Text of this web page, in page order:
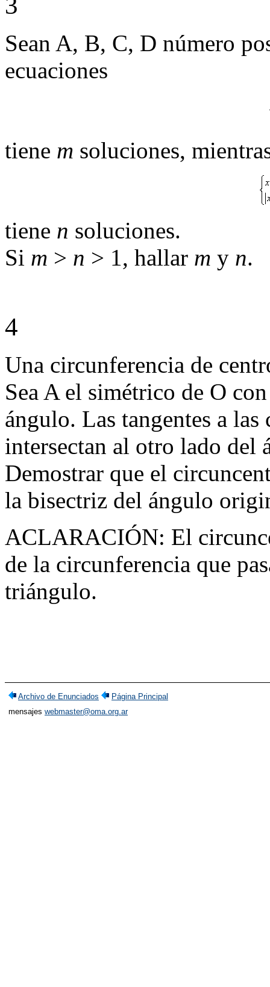
Sean A, B, C, D número
ecuaciones
tiene m soluciones,
tiene n soluciones.
Si m > n > 1, hallar m y n.
4
Una circunferencia de
Sea A el simétrico de O
ángulo. Las tangentes a las
intersectan al otro lado del
Demostrar que el
la bisectriz del ángulo
ACLARACIÓN: El
de la circunferencia que
triángulo.
Archivo de Enunciados
Página Principal
mensajes webmaster@oma.org.ar